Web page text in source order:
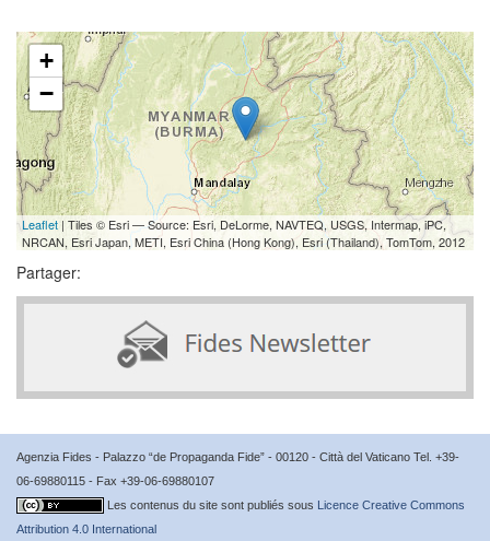
+
−
Leaflet | Tiles © Esri — Source: Esri, DeLorme, NAVTEQ, USGS, Intermap, iPC,
NRCAN, Esri Japan, METI, Esri China (Hong Kong), Esri (Thailand), TomTom, 2012
Partager:
Agenzia Fides - Palazzo “de Propaganda Fide” - 00120 - Città del Vaticano Tel. +39-
06-69880115 - Fax +39-06-69880107
Les contenus du site sont publiés sous Licence Creative Commons
Attribution 4.0 International